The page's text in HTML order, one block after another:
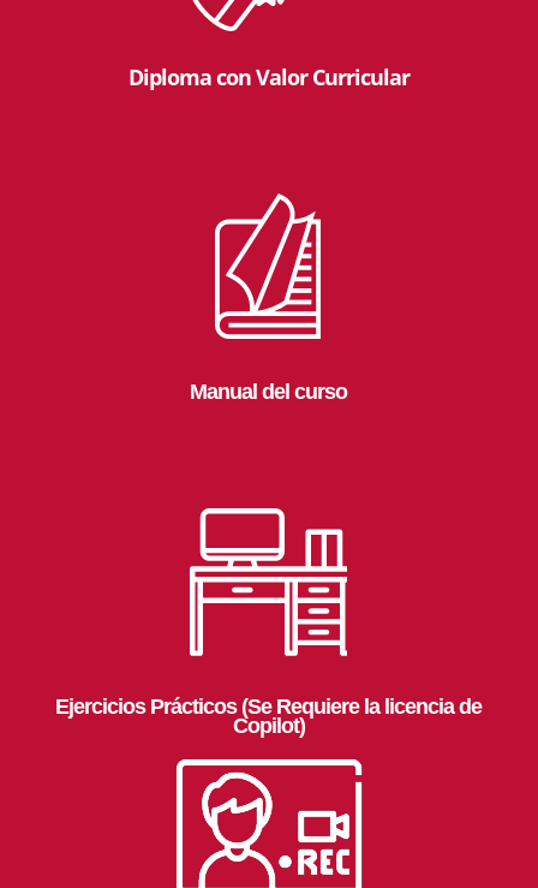
Diploma con Valor Curricular
Manual del curso
Ejercicios Prácticos (Se Requiere la licencia de
Copilot)